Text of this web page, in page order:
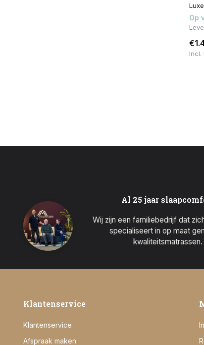
Op
Incl.
Al 25 jaar
Wij zijn een familiebedrijf dat
specialiseert in op maat
kwaliteitsmatrassen.
Klantenservice
Klantenservice
Afspraak maken